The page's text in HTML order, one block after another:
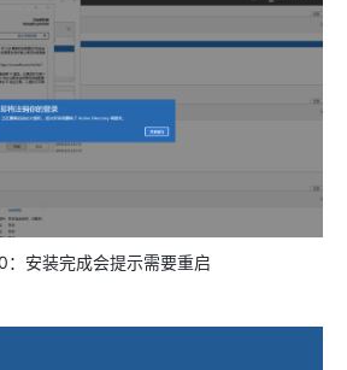
：安装完成会提示需要重启